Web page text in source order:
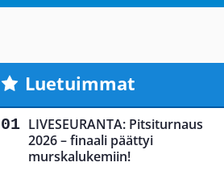
Luetuimmat
LIVESEURANTA: Pitsiturnaus
2026 – finaali päättyi
murskalukemiin!